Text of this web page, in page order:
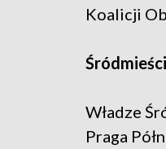
Koalicji
Władze
Praga